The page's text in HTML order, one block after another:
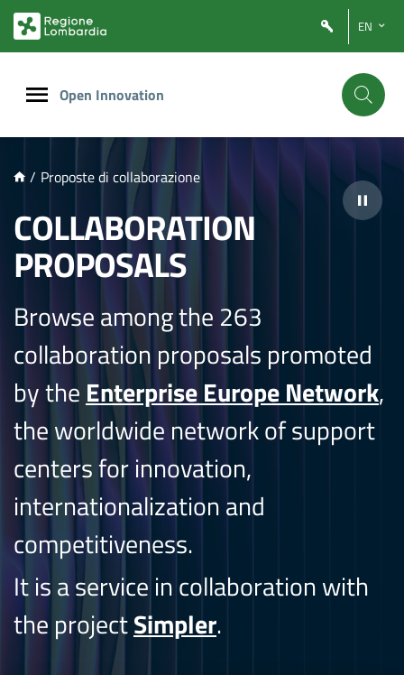
PRINCIPALE
EN
Open Innovation
/ Proposte di collaborazione
COLLABORATION
PROPOSALS
Browse among the 263
collaboration proposals promoted
by the Enterprise Europe Network,
the worldwide network of support
centers for innovation,
internationalization and
competitiveness.
It is a service in collaboration with
the projectSimpler.